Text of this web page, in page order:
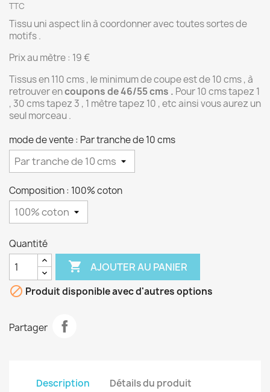
TTC
Tissu uni aspect lin à coordonner avec toutes sortes de
motifs .
Prix au mètre : 19 €
Tissus en 110 cms , le minimum de coupe est de 10 cms , à
retrouver encoupons de 46/55 cms . Pour 10 cms tapez 1
, 30 cms tapez 3 , 1 mètre tapez 10 , etc ainsi vous aurez un
seul morceau .
mode de vente : Par tranche de 10 cms
Composition : 100% coton
Quantité
 AJOUTER AU PANIER
 Produit disponible avec d'autres options
Partager
Description Détails du produit